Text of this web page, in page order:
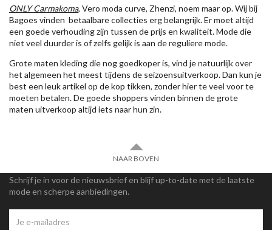
ONLY Carmakoma, Vero moda curve, Zhenzi, noem maar op. Wij bij
Bagoes vinden betaalbare collecties erg belangrijk. Er moet altijd
een goede verhouding zijn tussen de prijs en kwaliteit. Mode die
niet veel duurder is of zelfs gelijk is aan de reguliere mode.
Grote maten kleding die nog goedkoper is, vind je natuurlijk over
het algemeen het meest tijdens de seizoensuitverkoop. Dan kun je
best een leuk artikel op de kop tikken, zonder hier te veel voor te
moeten betalen. De goede shoppers vinden binnen de grote
maten uitverkoop altijd iets naar hun zin.
NAAR BOVEN
Schrijf je in voor de nieuwsbrief en blijf up-to-date met de laatste
mode en scherpe aanbiedingen.